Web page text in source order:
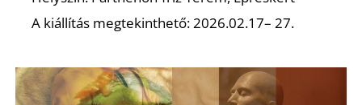
A kiállítás megtekinthető: 2026.02.17– 27.